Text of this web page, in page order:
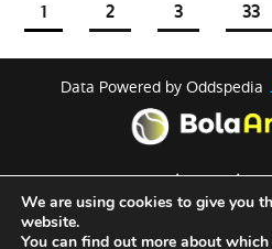
1 2 3 33
Data Powered by Oddspedia
theme by
We are using cookies to give you
website.
You can find out more about